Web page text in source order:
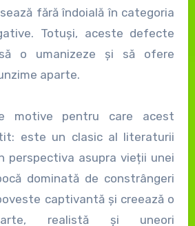
fără îndoială în categoria
Totuși, aceste defecte
o umanizeze și să ofere
aparte.
motive pentru care acest
este un clasic al literaturii
perspectiva asupra vieții unei
dominată de constrângeri
captivantă și creează o
realistă și uneori